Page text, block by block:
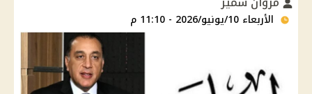
الأربعاء 10/يونيو/2026 - 11:10 م